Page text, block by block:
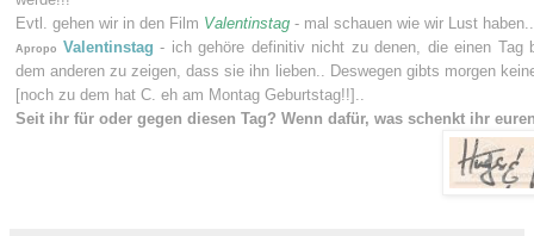
Evtl. gehen wir in den Film Valentinstag - mal schauen wie wir Lust haben..
Apropo Valentinstag - ich gehöre definitiv nicht zu denen, die einen Tag
dem anderen zu zeigen, dass sie ihn lieben.. Deswegen gibts morgen
[noch zu dem hat C. eh am Montag Geburtstag!!]..
Seit ihr für oder gegen diesen Tag? Wenn dafür, was schenkt ihr